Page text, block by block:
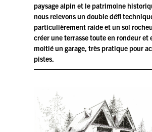
paysage alpin et le patrimoine
nous relevons un double défi
particulièrement raide et un sol
créer une terrasse toute en rondeur et
moitié un garage, très pratique pour
pistes.